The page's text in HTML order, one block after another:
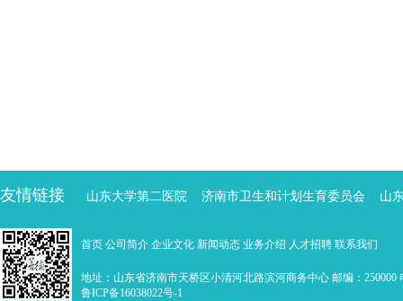
友情链接 山东大学第二医院 济南市卫生和计划生育委员会 山
首页 公司简介 企业文化 新闻动态 业务介绍 人才招聘 联系我们
地址：山东省济南市天桥区小清河北路滨河商务中心 邮编：250000
鲁ICP备16038022号-1